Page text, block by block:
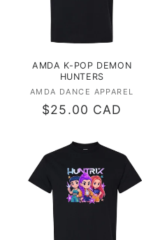
AMDA K-POP DEMON
HUNTERS
Fournisseur :
AMDA DANCE APPAREL
Prix
$25.00 CAD